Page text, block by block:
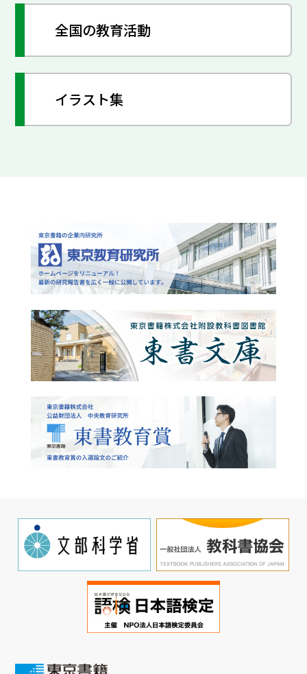
全国の教育活動
イラスト集